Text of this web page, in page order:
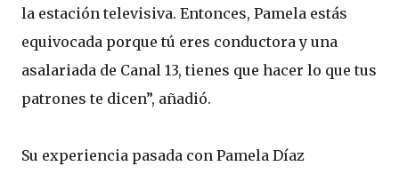
la estación televisiva. Entonces, Pamela estás
equivocada porque tú eres conductora y una
asalariada de Canal 13, tienes que hacer lo que tus
patrones te dicen”, añadió.
Su experiencia pasada con Pamela Díaz